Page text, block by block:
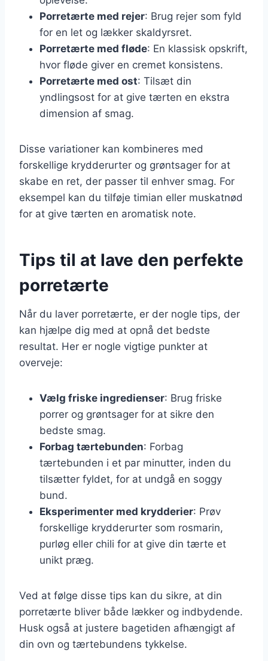
Porretærte med rejer: Brug rejer som fyld
for en let og lækker skaldyrsret.
Porretærte med fløde: En klassisk opskrift,
hvor fløde giver en cremet konsistens.
Porretærte med ost: Tilsæt din
yndlingsost for at give tærten en ekstra
dimension af smag.
Disse variationer kan kombineres med
forskellige krydderurter og grøntsager for at
skabe en ret, der passer til enhver smag. For
eksempel kan du tilføje timian eller muskatnød
for at give tærten en aromatisk note.
Tips til at lave den perfekte
porretærte
Når du laver porretærte, er der nogle tips, der
kan hjælpe dig med at opnå det bedste
resultat. Her er nogle vigtige punkter at
overveje:
Vælg friske ingredienser: Brug friske
porrer og grøntsager for at sikre den
bedste smag.
Forbag tærtebunden: Forbag
tærtebunden i et par minutter, inden du
tilsætter fyldet, for at undgå en soggy
bund.
Eksperimenter med krydderier: Prøv
forskellige krydderurter som rosmarin,
purløg eller chili for at give din tærte et
unikt præg.
Ved at følge disse tips kan du sikre, at din
porretærte bliver både lækker og indbydende.
Husk også at justere bagetiden afhængigt af
din ovn og tærtebundens tykkelse.